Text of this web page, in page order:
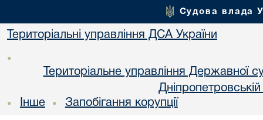
Судова влада
Територіальні управління ДСА України
•
Територіальне управління Державної
• Інше • Запобігання корупції